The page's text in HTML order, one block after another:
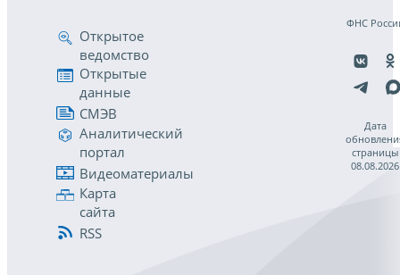
Открытое
ведомство
Открытые
данные
СМЭВ
Аналитический
портал
Видеоматериалы
Карта
сайта
RSS
ФНС
Дата
страницы
08.08.2026